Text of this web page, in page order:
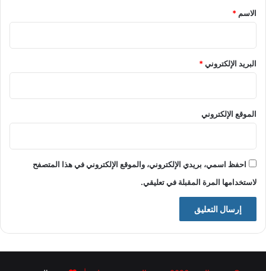
*
الاسم *
البريد الإلكتروني*
الموقع الإلكتروني
احفظ اسمي، بريدي الإلكتروني، والموقع الإلكتروني في هذا المتصفح
لاستخدامها المرة المقبلة في تعليقي.